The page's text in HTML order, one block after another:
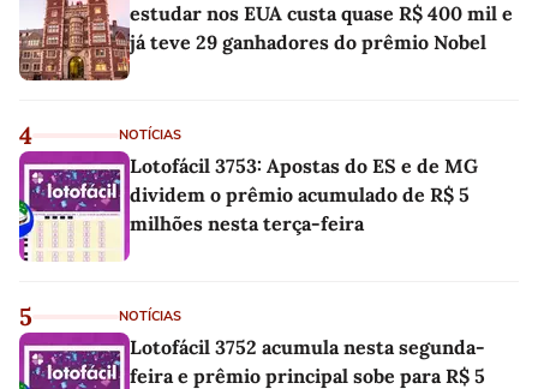
estudar nos EUA custa quase R$ 400 mil e
já teve 29 ganhadores do prêmio Nobel
4 NOTÍCIAS
Lotofácil 3753: Apostas do ES e de MG
dividem o prêmio acumulado de R$ 5
milhões nesta terça-feira
5 NOTÍCIAS
Lotofácil 3752 acumula nesta segunda-
feira e prêmio principal sobe para R$ 5